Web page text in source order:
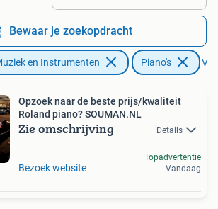
Bewaar je zoekopdracht
en Instrumenten Piano's
Opzoek naar de beste prijs/kwaliteit
Roland piano? SOUMAN.NL
Zie omschrijving Details
Bezoek website
Topadvertentie
Vandaag